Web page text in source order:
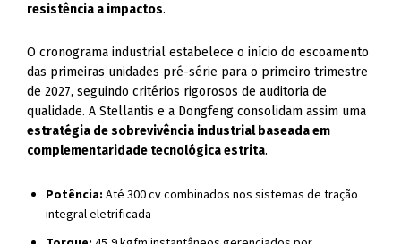
resistência a impactos.
O cronograma industrial estabelece o início do escoamento
das primeiras unidades pré-série para o primeiro trimestre
de 2027, seguindo critérios rigorosos de auditoria de
qualidade. A Stellantis e a Dongfeng consolidam assim uma
estratégia de sobrevivência industrial baseada em
complementaridade tecnológica estrita.
Potência: Até 300 cv combinados nos sistemas de tração
integral eletrificada